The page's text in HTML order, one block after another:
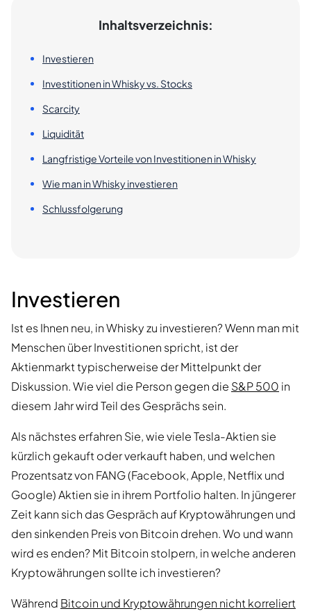
Inhaltsverzeichnis:
Investieren
Investitionen in Whisky vs. Stocks
Scarcity
Liquidität
Langfristige Vorteile von Investitionen in Whisky
Wie man in Whisky investieren
Schlussfolgerung
Investieren
Ist es Ihnen neu, in Whisky zu investieren? Wenn man mit
Menschen über Investitionen spricht, ist der
Aktienmarkt typischerweise der Mittelpunkt der
Diskussion. Wie viel die Person gegen die S&P 500 in
diesem Jahr wird Teil des Gesprächs sein.
Als nächstes erfahren Sie, wie viele Tesla-Aktien sie
kürzlich gekauft oder verkauft haben, und welchen
Prozentsatz von FANG (Facebook, Apple, Netflix und
Google) Aktien sie in ihrem Portfolio halten. In jüngerer
Zeit kann sich das Gespräch auf Kryptowährungen und
den sinkenden Preis von Bitcoin drehen. Wo und wann
wird es enden? Mit Bitcoin stolpern, in welche anderen
Kryptowährungen sollte ich investieren?
Während Bitcoin und Kryptowährungen nicht korreliert